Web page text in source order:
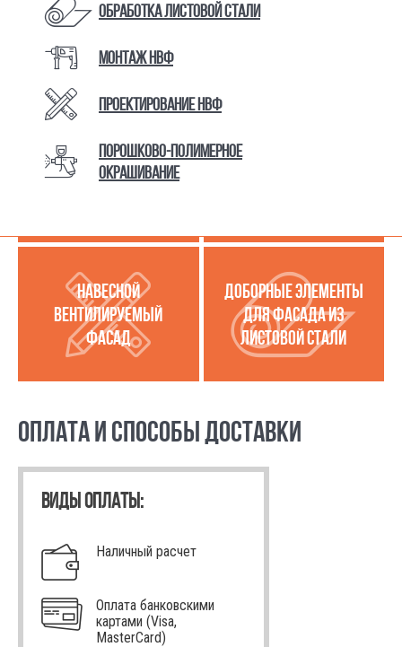
Обработка листовой стали
Монтаж НВФ
Проектирование НВФ
Порошково-полимерное
окрашивание
КАТАЛОГ ТОВАРОВ И УСЛУГ
УСЛУГИ ПО РАБОТЕ С
ЛИСТОВОЙ СТАЛЬЮ
МЕТАЛЛОКАССЕТЫ
НАВЕСНОЙ
ВЕНТИЛИРУЕМЫЙ
ФАСАД
ДОБОРНЫЕ ЭЛЕМЕНТЫ
ДЛЯ ФАСАДА ИЗ
ЛИСТОВОЙ СТАЛИ
ОПЛАТА И СПОСОБЫ ДОСТАВКИ
ВИДЫ ОПЛАТЫ:
Наличный расчет
Оплата банковскими
картами (Visa,
MasterCard)